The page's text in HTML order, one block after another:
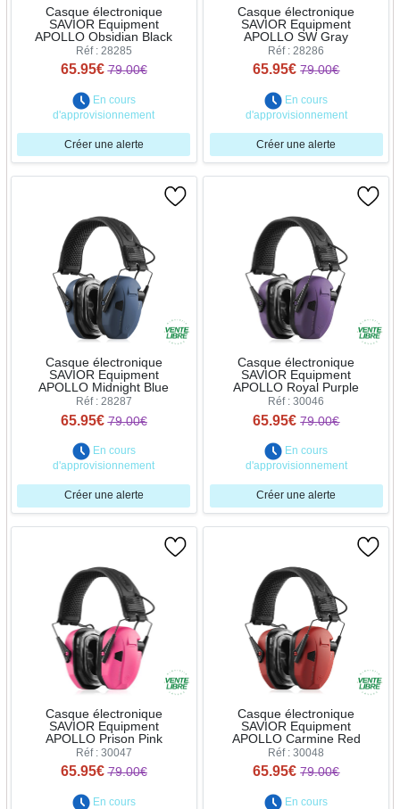
Casque électronique
SAVIOR Equipment
APOLLO Obsidian Black
Réf : 28285
65.95€ 79.00€
En cours
d'approvisionnement
Créer une alerte
Casque électronique
SAVIOR Equipment
APOLLO SW Gray
Réf : 28286
65.95€ 79.00€
En cours
d'approvisionnement
Créer une alerte
Casque électronique
SAVIOR Equipment
APOLLO Midnight Blue
Réf : 28287
65.95€ 79.00€
En cours
d'approvisionnement
Créer une alerte
Casque électronique
SAVIOR Equipment
APOLLO Royal Purple
Réf : 30046
65.95€ 79.00€
En cours
d'approvisionnement
Créer une alerte
Casque électronique
SAVIOR Equipment
APOLLO Prison Pink
Réf : 30047
65.95€ 79.00€
En cours
Casque électronique
SAVIOR Equipment
APOLLO Carmine Red
Réf : 30048
65.95€ 79.00€
En cours